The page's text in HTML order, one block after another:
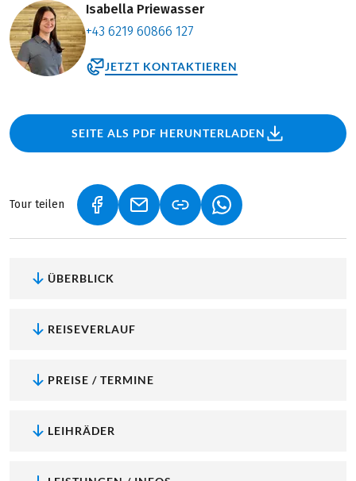
Isabella Priewasser
+43 6219 60866 127
JETZT KONTAKTIEREN
SEITE ALS PDF HERUNTERLADEN
Tour teilen (LINK ÖFFNET IN NEUEM TAB)
(LINK ÖFFNET IN NEUEM TAB)
(LINK ÖFFNET IN
ÜBERBLICK
REISEVERLAUF
PREISE / TERMINE
LEIHRÄDER